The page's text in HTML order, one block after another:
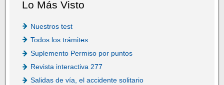
Lo Más Visto
Nuestros test
Todos los trámites
Suplemento Permiso por puntos
Revista interactiva 277
Salidas de vía, el accidente solitario